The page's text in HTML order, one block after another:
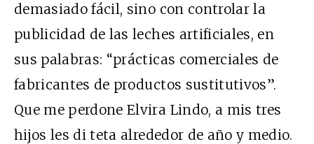
demasiado fácil, sino con controlar la
publicidad de las leches artificiales, en
sus palabras: “prácticas comerciales de
fabricantes de productos sustitutivos”.
Que me perdone Elvira Lindo, a mis tres
hijos les di teta alrededor de año y medio.